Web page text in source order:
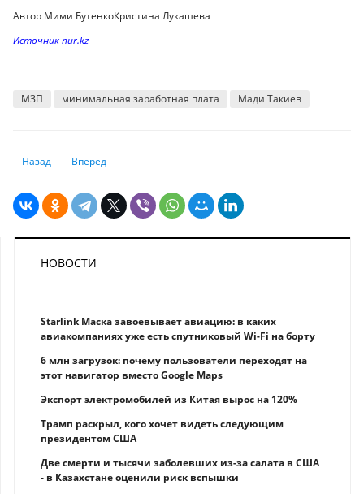
Автор Мими БутенкоКристина Лукашева
Источник nur.kz
МЗП минимальная заработная плата Мади Такиев
Предыдущий: “Повысят буквально всем“ - глава Минтруда о пенсиях
Назад Следующий: Тарифный барометр: почему цены на услуги
Вперед
НОВОСТИ
Starlink Маска завоевывает авиацию: в каких
авиакомпаниях уже есть спутниковый Wi-Fi на борту
6 млн загрузок: почему пользователи переходят на
этот навигатор вместо Google Maps
Экспорт электромобилей из Китая вырос на 120%
Трамп раскрыл, кого хочет видеть следующим
президентом США
Две смерти и тысячи заболевших из-за салата в США
- в Казахстане оценили риск вспышки